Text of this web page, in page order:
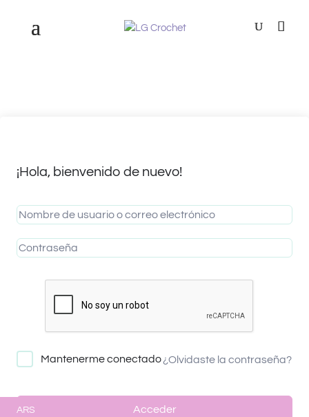
¡Hola, bienvenido de nuevo!
Mantenerme conectado¿Olvidaste la contraseña?
Acceder
ARS